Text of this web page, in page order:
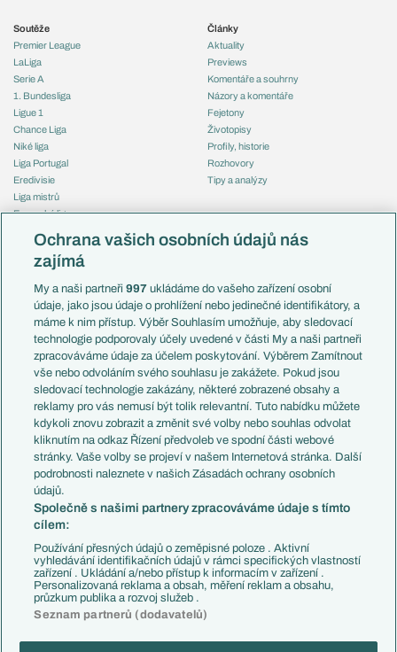
Soutěže
Premier League
LaLiga
Serie A
1. Bundesliga
Ligue 1
Chance Liga
Niké liga
Liga Portugal
Eredivisie
Liga mistrů
Evropská liga
Mistrovství světa
Liga národů
Témata
Představení týmů MS
EuroSkauting
PL v kostce
Evropské koeficienty
Přestupy
Přestupové spekulace
Zranění
Kluby
Arsenal FC
Chelsea FC
Manchester United
AC Milán
Juventus FC
Bayern Mnichov
FC Barcelona
Real Madrid
Články
Aktuality
Previews
Komentáře a souhrny
Názory a komentáře
Fejetony
Životopisy
Profily, historie
Rozhovory
Tipy a analýzy
Česko
Francie
Itálie
Německo
Španělsko
Argentina
Brazílie
Přestupy
Zápasy
Livescore
Tipovací soutěž
Ochrana vašich osobních údajů nás
zajímá
My a naši partneři997 ukládáme do vašeho zařízení osobní
údaje, jako jsou údaje o prohlížení nebo jedinečné identifikátory, a
máme k nim přístup. Výběr Souhlasím umožňuje, aby sledovací
technologie podporovaly účely uvedené v části My a naši partneři
zpracováváme údaje za účelem poskytování. Výběrem Zamítnout
vše nebo odvoláním svého souhlasu je zakážete. Pokud jsou
sledovací technologie zakázány, některé zobrazené obsahy a
reklamy pro vás nemusí být tolik relevantní. Tuto nabídku můžete
kdykoli znovu zobrazit a změnit své volby nebo souhlas odvolat
kliknutím na odkaz Řízení předvoleb ve spodní části webové
stránky. Vaše volby se projeví v našem Internetová stránka. Další
podrobnosti naleznete v našich Zásadách ochrany osobních
údajů.
Společně s našimi partnery zpracováváme údaje s tímto
cílem:
Používání přesných údajů o zeměpisné poloze . Aktivní
vyhledávání identifikačních údajů v rámci specifických vlastností
zařízení . Ukládání a/nebo přístup k informacím v zařízení .
Personalizovaná reklama a obsah, měření reklam a obsahu,
průzkum publika a rozvoj služeb .
Seznam partnerů (dodavatelů)